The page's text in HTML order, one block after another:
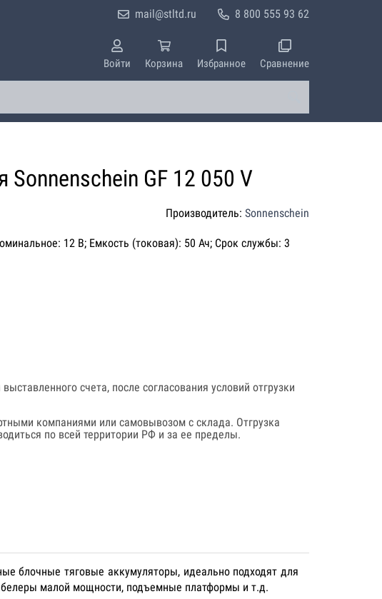
8 800 555 93 62
mail@stltd.ru
Войти Корзина Избранное Сравнение
Sonnenschein GF 12 050 V
Производитель: Sonnenschein
12 В; Емкость (токовая): 50 Ач; Срок службы: 3
счета, после согласования условий отгрузки
компаниями или самовывозом с склада. Отгрузка
по всей территории РФ и за ее пределы.
блочные тяговые аккумуляторы, идеально подходят для
малой мощности, подъемные платформы и т.д.